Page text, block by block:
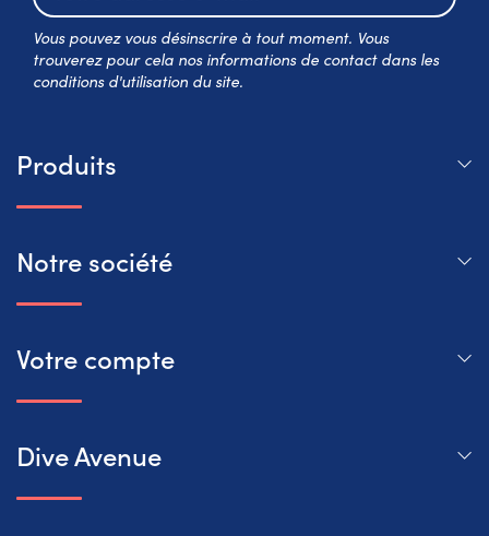
Vous pouvez vous désinscrire à tout moment. Vous
trouverez pour cela nos informations de contact dans les
conditions d'utilisation du site.
Produits
Notre société
Votre compte
Dive Avenue